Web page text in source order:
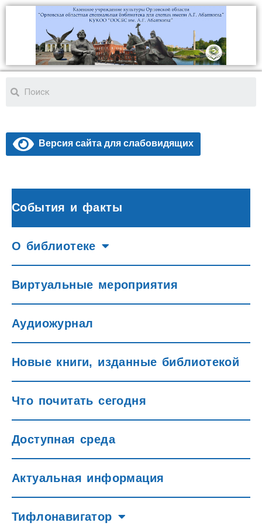
Версия сайта для слабовидящих
События и факты
О библиотеке
Виртуальные мероприятия
Аудиожурнал
Новые книги, изданные библиотекой
Что почитать сегодня
Доступная среда
Актуальная информация
Тифлонавигатор